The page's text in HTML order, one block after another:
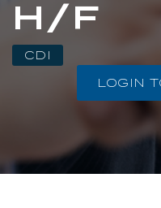
H/F
CDI
LOGIN